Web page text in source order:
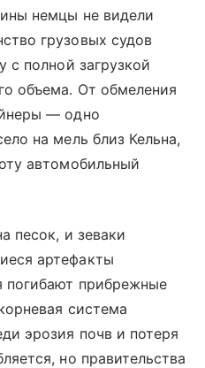
немцы не видели
грузовых судов
с полной загрузкой
объема. От обмеления
— одно
на мель близ Кельна,
автомобильный
песок, и зеваки
артефакты
прибрежные
система
эрозия почв и потеря
но правительства